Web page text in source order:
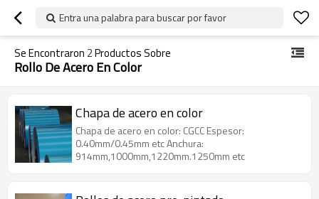
Entra una palabra para buscar por favor
Se Encontraron 2Productos Sobre
Rollo De Acero En Color
Chapa de acero en color
Chapa de acero en color: CGCC Espesor:
0.40mm/0.45mm etc Anchura:
914mm,1000mm,1220mm.1250mm etc